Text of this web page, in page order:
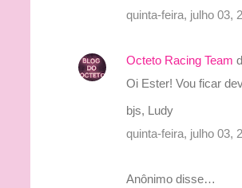
á
r
quinta-feira, julho 03,
Octeto Racing Team
Oi Ester! Vou ficar
bjs, Ludy
quinta-feira, julho 03,
Anônimo disse…